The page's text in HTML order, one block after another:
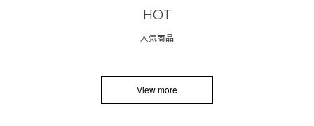
HOT
人気商品
View more